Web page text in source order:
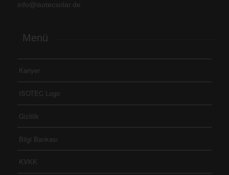
info@isotecsolar.de
Menü
Kariyer
ISOTEC Logo
Gizlilik
Bilgi Bankası
KVKK